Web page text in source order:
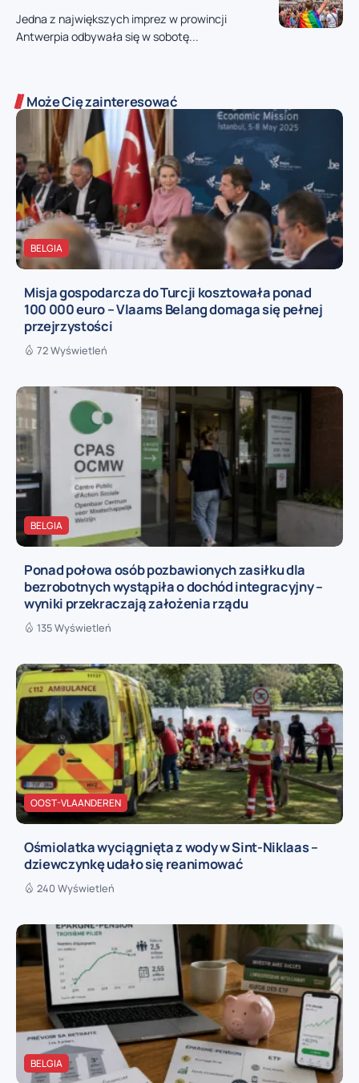
Jedna z największych imprez w prowincji
Antwerpia odbywała się w sobotę...
Może Cię zainteresować
BELGIA
Misja gospodarcza do Turcji kosztowała ponad
100 000 euro – Vlaams Belang domaga się pełnej
przejrzystości
72 Wyświetleń
BELGIA
Ponad połowa osób pozbawionych zasiłku dla
bezrobotnych wystąpiła o dochód integracyjny –
wyniki przekraczają założenia rządu
135 Wyświetleń
OOST-VLAANDEREN
Ośmiolatka wyciągnięta z wody w Sint-Niklaas –
dziewczynkę udało się reanimować
240 Wyświetleń
BELGIA